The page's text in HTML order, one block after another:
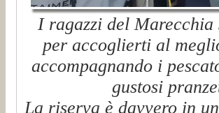
I ragazzi del Marecchia
per accoglierti al
accompagnando i
gustosi
La riserva è davvero in